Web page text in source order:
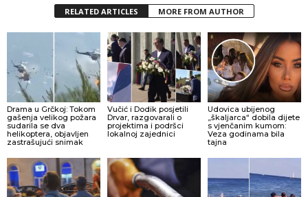
RELATED ARTICLES MORE FROM AUTHOR
Drama u Grčkoj: Tokom
gašenja velikog požara
sudarila se dva
helikoptera, objavljen
zastrašujući snimak
Vučić i Dodik posjetili
Drvar, razgovarali o
projektima i podršci
lokalnoj zajednici
Udovica ubijenog
„škaljarca“ dobila dijete
s vjenčanim kumom:
Veza godinama bila
tajna